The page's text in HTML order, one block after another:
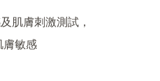
肌膚刺激測試，
膚敏感